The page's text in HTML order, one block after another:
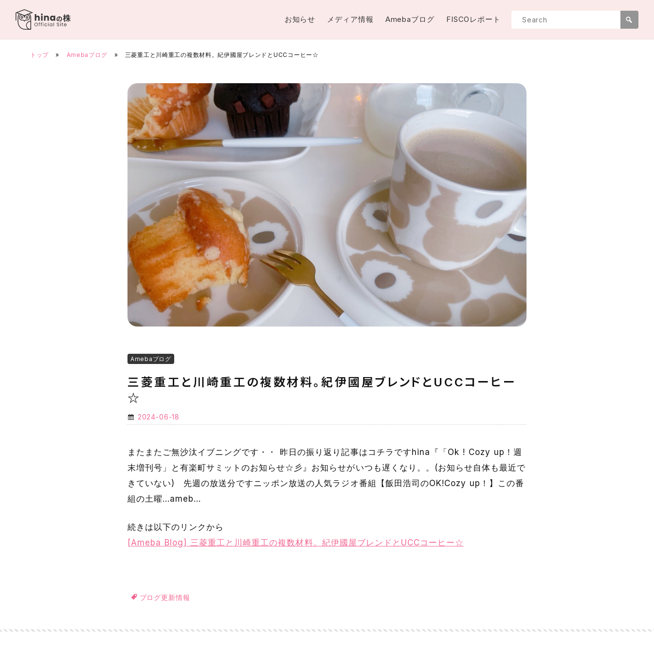
お知らせ メディア情報 Amebaブログ FISCOレポート
トップ » Amebaブログ » 三菱重工と川崎重工の複数材料。紀伊國屋ブレンドとUCCコーヒー☆
Amebaブログ
三菱重工と川崎重工の複数材料。紀伊國屋ブレンドとUCCコーヒー
☆
2024-06-18
またまたご無沙汰イブニングです・・ 昨日の振り返り記事はコチラですhina『「Ok ! Cozy up！週
末増刊号」と有楽町サミットのお知らせ☆彡』お知らせがいつも遅くなり。。(お知らせ自体も最近で
きていない) 先週の放送分ですニッポン放送の人気ラジオ番組【飯田浩司のOK!Cozy up！】この番
組の土曜…ameb…
続きは以下のリンクから
[Ameba Blog] 三菱重工と川崎重工の複数材料。紀伊國屋ブレンドとUCCコーヒー☆
ブログ更新情報